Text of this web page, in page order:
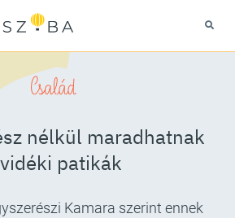
Család
nélkül maradhatnak
patikák
Kamara szerint ennek